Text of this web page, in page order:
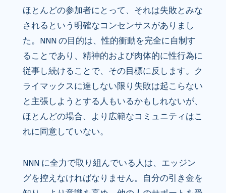
ほとんどの参加者にとって、それは失敗とみな
されるという明確なコンセンサスがありまし
た。NNN の目的は、性的衝動を完全に自制す
ることであり、精神的および肉体的に性行為に
従事し続けることで、その目標に反します。ク
ライマックスに達しない限り失敗は起こらない
と主張しようとする人もいるかもしれないが、
ほとんどの場合、より広範なコミュニティはこ
れに同意していない。
NNN に全力で取り組んでいる人は、エッジン
グを控えなければなりません。自分の引き金を